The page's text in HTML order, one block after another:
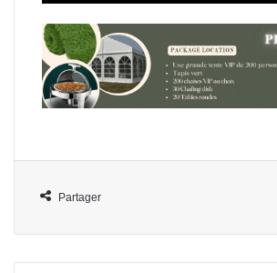
Partager